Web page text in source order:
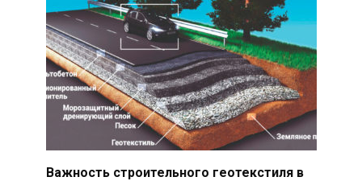
Важность строительного геотекстиля в